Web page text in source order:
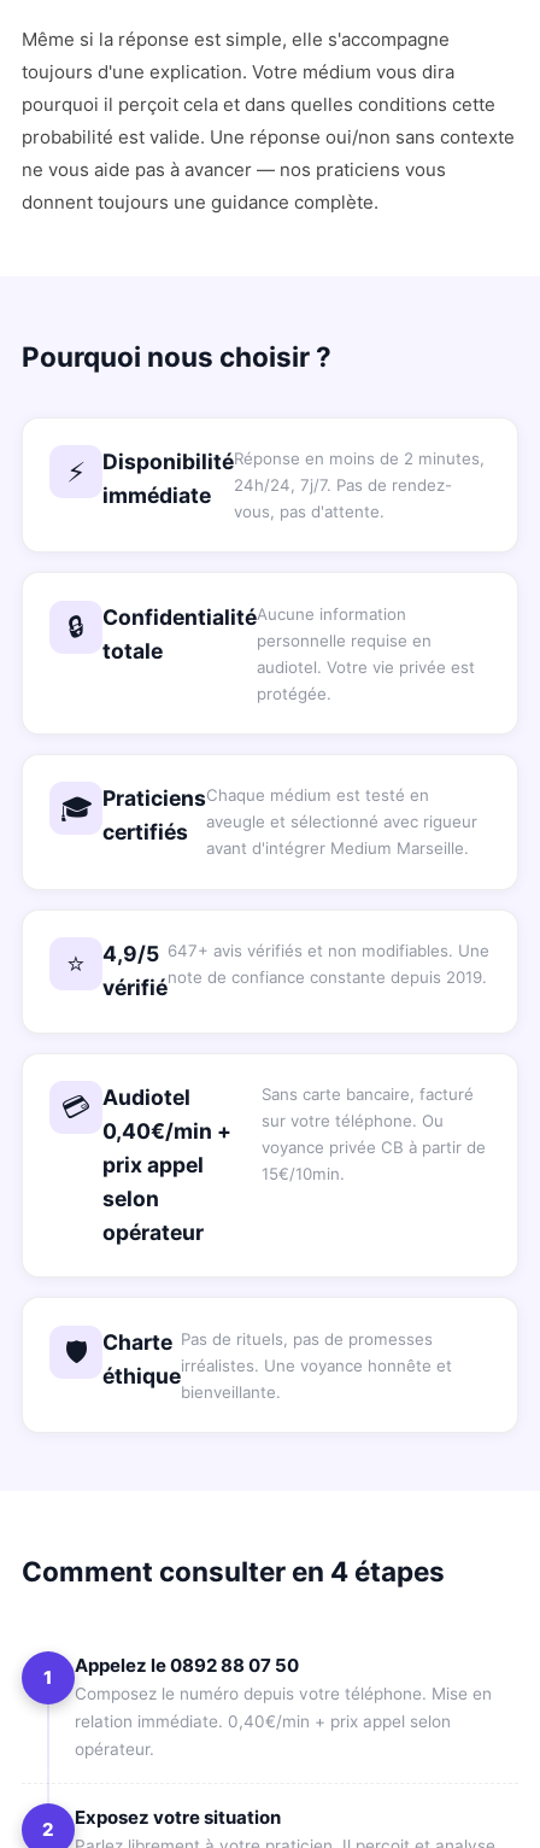
Même si la réponse est simple, elle s'accompagne
toujours d'une explication. Votre médium vous dira
pourquoi il perçoit cela et dans quelles conditions cette
probabilité est valide. Une réponse oui/non sans contexte
ne vous aide pas à avancer — nos praticiens vous
donnent toujours une guidance complète.
Pourquoi nous choisir ?
⚡
Disponibilité
immédiate
Réponse en moins de 2 minutes,
24h/24, 7j/7. Pas de rendez-
vous, pas d'attente.
🔒
Confidentialité
totale
Aucune information
personnelle requise en
audiotel. Votre vie privée est
protégée.
🎓 Praticiens
certifiés
Chaque médium est testé en
aveugle et sélectionné avec rigueur
avant d'intégrer Medium Marseille.
⭐
4,9/5
vérifié
647+ avis vérifiés et non modifiables. Une
note de confiance constante depuis 2019.
💳 Audiotel
0,40€/min +
prix appel
selon
opérateur
Sans carte bancaire, facturé
sur votre téléphone. Ou
voyance privée CB à partir de
15€/10min.
🛡️
Charte
éthique
Pas de rituels, pas de promesses
irréalistes. Une voyance honnête et
bienveillante.
Comment consulter en 4 étapes
1
Appelez le 0892 88 07 50
Composez le numéro depuis votre téléphone. Mise en
relation immédiate. 0,40€/min + prix appel selon
opérateur.
2
Exposez votre situation